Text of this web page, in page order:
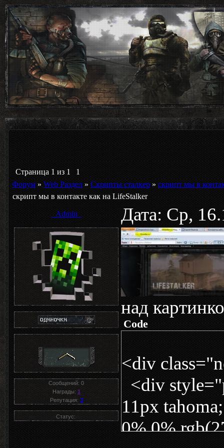
Страница 1 из 1
1
Форум » Web Раздел » Скрипты сталкер » скрипт мы в
скрипт мы в контакте как на LifeStalker
_Admin_ Дата: Ср,
Сообщений: 0
Награды: 1
Репутация: 3
Статус:
над
Code
<div
<div
11px
0% 0%